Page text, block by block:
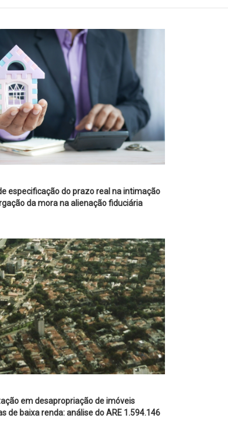
especificação do prazo real na intimação
da mora na alienação fiduciária
em desapropriação de imóveis
de baixa renda: análise do ARE 1.594.146